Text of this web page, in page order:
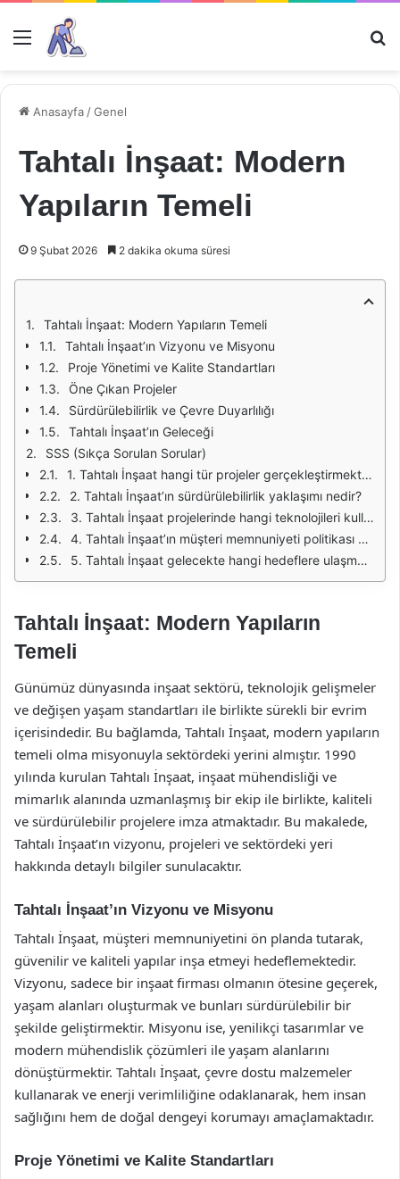
Menü
Anasayfa /Genel
Tahtalı İnşaat: Modern
Yapıların Temeli
9 Şubat 2026 2 dakika okuma süresi
Tahtalı İnşaat: Modern Yapıların Temeli
Tahtalı İnşaat’ın Vizyonu ve Misyonu
Proje Yönetimi ve Kalite Standartları
Öne Çıkan Projeler
Sürdürülebilirlik ve Çevre Duyarlılığı
Tahtalı İnşaat’ın Geleceği
SSS (Sıkça Sorulan Sorular)
1. Tahtalı İnşaat hangi tür projeler gerçekleştirmektedir?
2. Tahtalı İnşaat’ın sürdürülebilirlik yaklaşımı nedir?
3. Tahtalı İnşaat projelerinde hangi teknolojileri kullanmaktadır?
4. Tahtalı İnşaat’ın müşteri memnuniyeti politikası nasıldır?
5. Tahtalı İnşaat gelecekte hangi hedeflere ulaşmayı planlamaktadır?
Tahtalı İnşaat: Modern Yapıların
Temeli
Günümüz dünyasında inşaat sektörü, teknolojik gelişmeler
ve değişen yaşam standartları ile birlikte sürekli bir evrim
içerisindedir. Bu bağlamda, Tahtalı İnşaat, modern yapıların
temeli olma misyonuyla sektördeki yerini almıştır. 1990
yılında kurulan Tahtalı İnşaat, inşaat mühendisliği ve
mimarlık alanında uzmanlaşmış bir ekip ile birlikte, kaliteli
ve sürdürülebilir projelere imza atmaktadır. Bu makalede,
Tahtalı İnşaat’ın vizyonu, projeleri ve sektördeki yeri
hakkında detaylı bilgiler sunulacaktır.
Tahtalı İnşaat’ın Vizyonu ve Misyonu
Tahtalı İnşaat, müşteri memnuniyetini ön planda tutarak,
güvenilir ve kaliteli yapılar inşa etmeyi hedeflemektedir.
Vizyonu, sadece bir inşaat firması olmanın ötesine geçerek,
yaşam alanları oluşturmak ve bunları sürdürülebilir bir
şekilde geliştirmektir. Misyonu ise, yenilikçi tasarımlar ve
modern mühendislik çözümleri ile yaşam alanlarını
dönüştürmektir. Tahtalı İnşaat, çevre dostu malzemeler
kullanarak ve enerji verimliliğine odaklanarak, hem insan
sağlığını hem de doğal dengeyi korumayı amaçlamaktadır.
Proje Yönetimi ve Kalite Standartları